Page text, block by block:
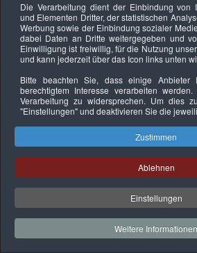
Keine Termine
Datenschutzerklärung Urheberrechtsnachweise
Copyright © 2026. Bundesverband
Sachverständiger und
Die Verarbeitung dient der Einbindung von
und Elementen Dritter, der statistischen
Werbung sowie der Einbindung sozialer
dabei Daten an Dritte weitergegeben und
Einwilligung ist freiwillig, für die Nutzung
und kann jederzeit über das Icon links unten
Bitte beachten Sie, dass einige
berechtigtem Interesse verarbeiten
Verarbeitung zu widersprechen. Um dies
"Einstellungen"und deaktivieren Sie die
Zustimmen
Ablehnen
Einstellungen
Weitere Informationen